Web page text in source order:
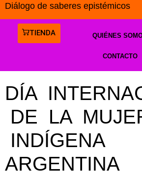
Diálogo de saberes epistémicos
TIENDA QUIÉNES
CONTACTO
DÍA
DE LA
INDÍGENA
ARGENTINA